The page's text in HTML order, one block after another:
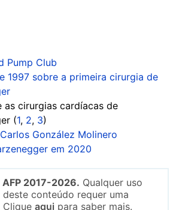
Pump Club
1997 sobre a primeira cirurgia de
as cirurgias cardíacas de
(1, 2, 3)
González Molinero
em 2020
2017-2026. Qualquer uso
conteúdo requer uma
Clique aqui para saber mais.